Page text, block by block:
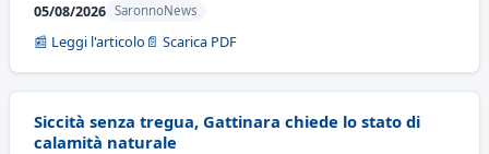
05/08/2026 SaronnoNews
📰 Leggi l'articolo 📄 Scarica PDF
Siccità senza tregua, Gattinara chiede lo stato di
calamità naturale